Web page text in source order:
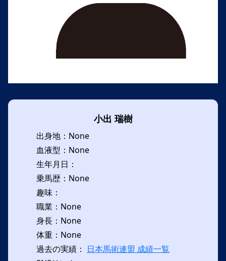
小出 瑞樹
出身地：None
血液型：None
生年月日：
乗馬歴：None
趣味：
職業：None
身長：None
体重：None
過去の実績： 日本馬術連盟 成績一覧